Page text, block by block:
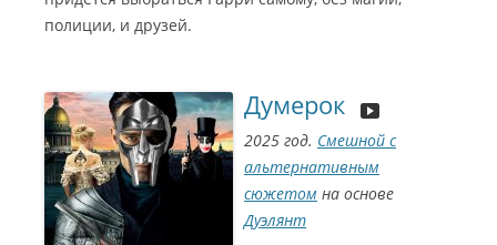
полиции, и друзей.
Думерок
2025 год. Смешной с
альтернативным
сюжетом на основе
Дуэлянт